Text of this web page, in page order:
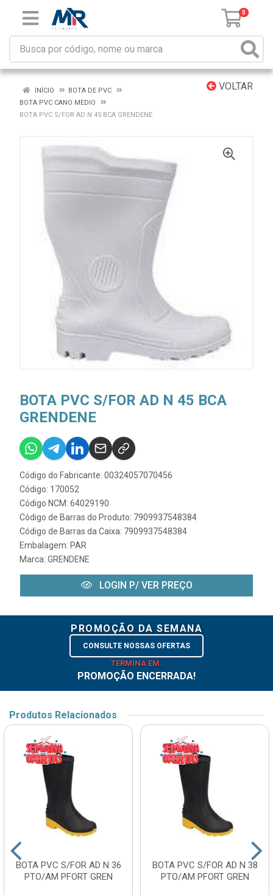
0
VOLTAR
INÍCIO
BOTA DE PVC
BOTA PVC CANO MEDIO
BOTA PVC S/FOR AD N 45 BCA GRENDENE
BOTA PVC S/FOR AD N 45 BCA
GRENDENE
Código do Fabricante: 00324057070456
Código: 170052
Código NCM: 64029190
Código de Barras do Produto: 7909937548384
Código de Barras da Caixa: 7909937548384
Embalagem: PAR
Marca: GRENDENE
LOGIN P/ VER PREÇO
PROMOÇÃO DA SEMANA
CONSULTE NOSSAS OFERTAS
TERMINA EM:
PROMOÇÃO ENCERRADA!
Produtos Relacionados
BOTA PVC S/FOR AD N 36
PTO/AM PFORT GREN
BOTA PVC S/FOR AD N 38
PTO/AM PFORT GREN